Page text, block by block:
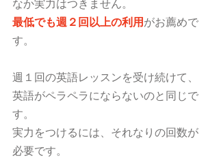
なか実力はつきません。
最低でも週２回以上の利用 がお薦めで
す。
週１回の英語レッスンを受け続けて、
英語がペラペラにならないのと同じで
す。
実力をつけるには、それなりの回数が
必要です。